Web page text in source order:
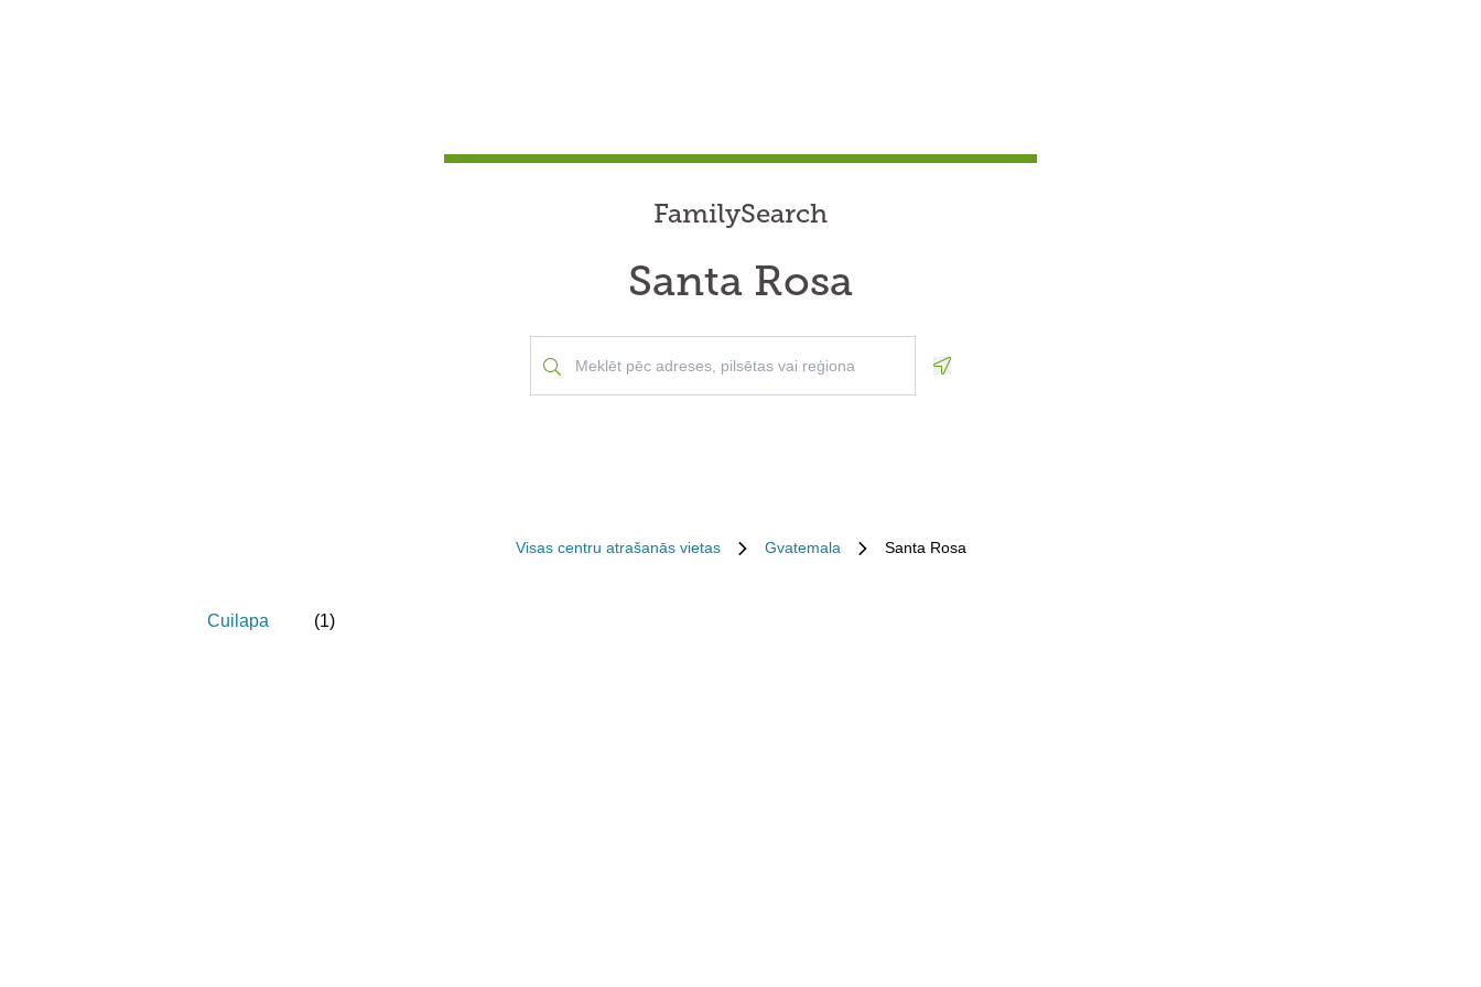
FamilySearch
Santa Rosa
Visas centru atrašanās vietas Gvatemala Santa Rosa
Cuilapa (1)